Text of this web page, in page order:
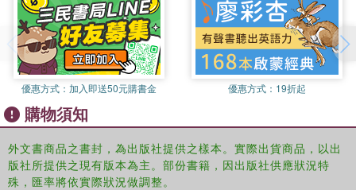
優惠方式： 加入即送50元購書金 優惠方式： 19折起
購物須知
外文書商品之書封，為出版社提供之樣本。實際出貨商品，以出
版社所提供之現有版本為主。部份書籍，因出版社供應狀況特
殊，匯率將依實際狀況做調整。